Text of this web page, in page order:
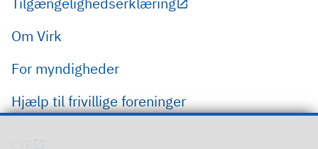
Om Virk
For myndigheder
Hjælp til frivillige foreninger